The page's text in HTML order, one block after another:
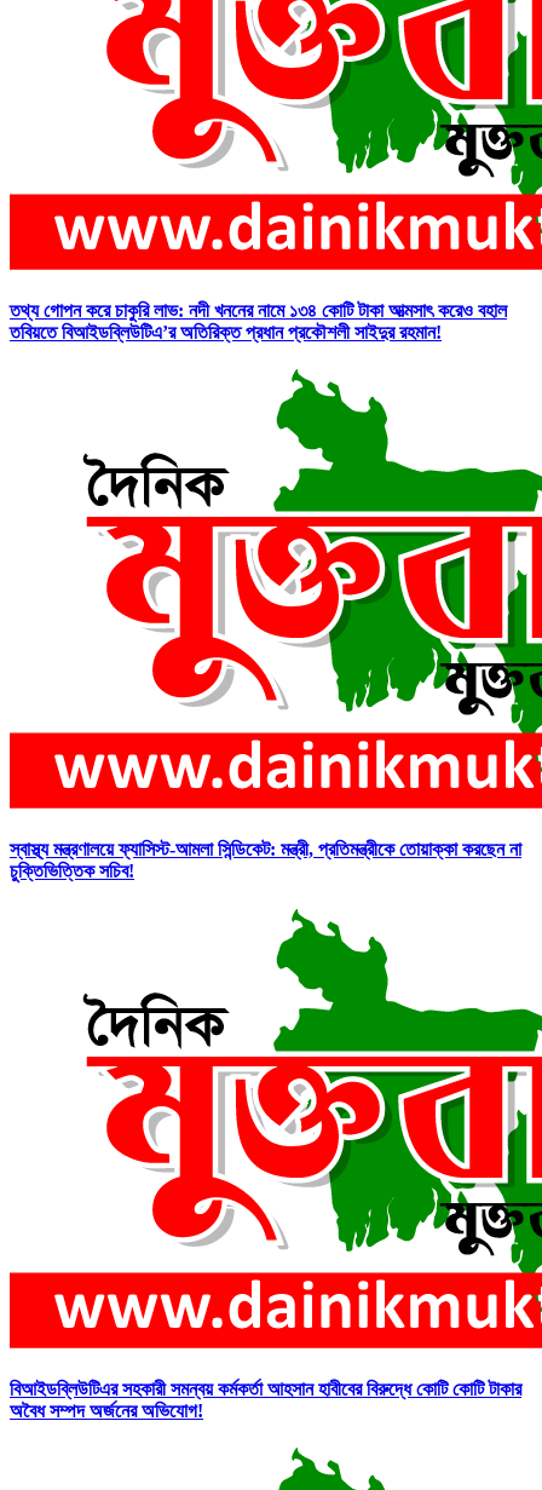
তথ্য গোপন করে চাকুরি লাভ: নদী খননের নামে ১৩৪ কোটি টাকা আত্মসাৎ করেও বহাল
তবিয়তে বিআইডব্লিউটিএ’র অতিরিক্ত প্রধান প্রকৌশলী সাইদুর রহমান!
স্বাস্থ্য মন্ত্রণালয়ে ফ্যাসিস্ট-আমলা সিন্ডিকেট: মন্ত্রী, প্রতিমন্ত্রীকে তোয়াক্কা করছেন না
চুক্তিভিত্তিক সচিব!
বিআইডব্লিউটিএর সহকারী সমন্বয় কর্মকর্তা আহসান হাবীবের বিরুদ্ধে কোটি কোটি টাকার
অবৈধ সম্পদ অর্জনের অভিযোগ!